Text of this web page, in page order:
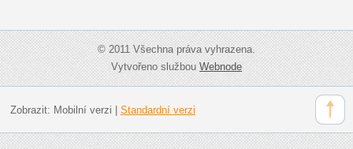
© 2011 Všechna práva vyhrazena.
Vytvořeno službouWebnode
Zobrazit: Mobilní verzi Standardní verzi